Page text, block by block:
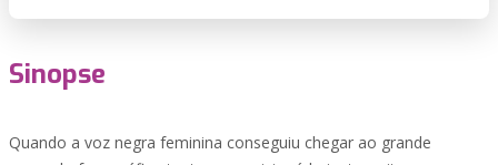
Sinopse
Quando a voz negra feminina conseguiu chegar ao grande